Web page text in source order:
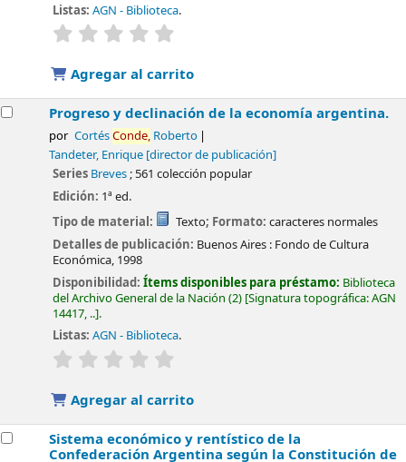
Listas: AGN - Biblioteca.
valoración
Agregar al carrito
Progreso y declinación de la economía argentina.
por CortésConde,Roberto
Tandeter, Enrique [director de publicación]
Series Breves; 561 colección popular
Edición: 1ª ed.
Tipo de material:
Texto; Formato: caracteres normales
Detalles de publicación: Buenos Aires : Fondo de Cultura
Económica, 1998
Disponibilidad:Ítems disponibles para préstamo: Biblioteca
del Archivo General de la Nación (2) Signatura topográfica:AGN
14417, .. .
Listas: AGN - Biblioteca.
valoración
Agregar al carrito
Sistema económico y rentístico de la
Confederación Argentina según la Constitución de